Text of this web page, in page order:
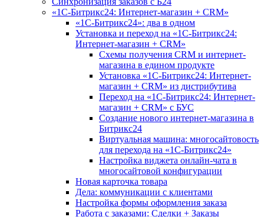
«1С-Битрикс24: Интернет-магазин + CRM»
«1С-Битрикс24»: два в одном
Установка и переход на «1С-Битрикс24:
Интернет-магазин + CRM»
Схемы получения CRM и интернет-
магазина в едином продукте
Установка «1С-Битрикс24: Интернет-
магазин + CRM» из дистрибутива
Переход на «1С-Битрикс24: Интернет-
магазин + CRM» с БУС
Создание нового интернет-магазина в
Битрикс24
Виртуальная машина: многосайтовость
для перехода на «1С-Битрикс24»
Настройка виджета онлайн-чата в
многосайтовой конфигурации
Новая карточка товара
Дела: коммуникации с клиентами
Настройка формы оформления заказа
Работа с заказами: Сделки + Заказы